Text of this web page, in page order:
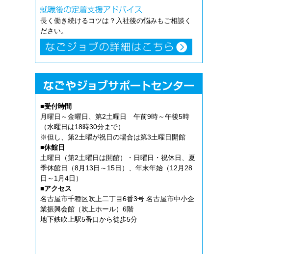
長く働き続けるコツは？入社後の悩みもご相談く
ださい。
■受付時間
月曜日～金曜日、第2土曜日 午前9時～午後5時
（水曜日は18時30分まで）
※但し、第2土曜が祝日の場合は第3土曜日開館
■休館日
土曜日（第2土曜日は開館）・日曜日・祝休日、夏
季休館日（8月13日～15日）、年末年始（12月28
日～1月4日）
■アクセス
名古屋市千種区吹上二丁目6番3号 名古屋市中小企
業振興会館（吹上ホール）6階
地下鉄吹上駅5番口から徒歩5分